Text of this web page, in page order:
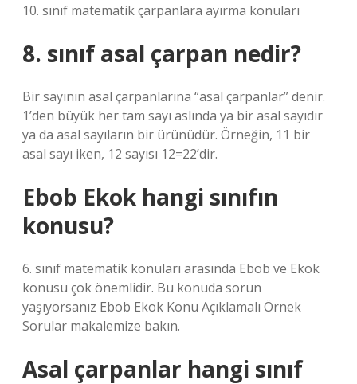
10. sınıf matematik çarpanlara ayırma konuları
8. sınıf asal çarpan nedir?
Bir sayının asal çarpanlarına “asal çarpanlar” denir.
1’den büyük her tam sayı aslında ya bir asal sayıdır
ya da asal sayıların bir ürünüdür. Örneğin, 11 bir
asal sayı iken, 12 sayısı 12=22’dir.
Ebob Ekok hangi sınıfın
konusu?
6. sınıf matematik konuları arasında Ebob ve Ekok
konusu çok önemlidir. Bu konuda sorun
yaşıyorsanız Ebob Ekok Konu Açıklamalı Örnek
Sorular makalemize bakın.
Asal çarpanlar hangi sınıf